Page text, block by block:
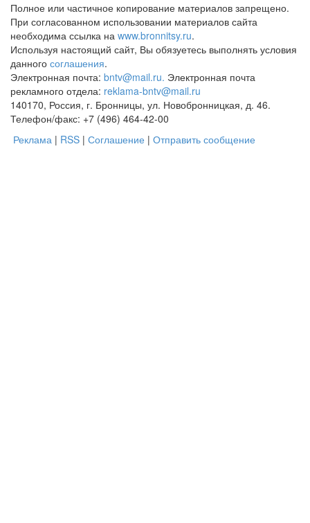
Полное или частичное копирование материалов запрещено.
При согласованном использовании материалов сайта
необходима ссылка на www.bronnitsy.ru.
Используя настоящий сайт, Вы обязуетесь выполнять условия
данного соглашения.
Электронная почта: bntv@mail.ru. Электронная почта
рекламного отдела: reklama-bntv@mail.ru
140170, Россия, г. Бронницы, ул. Новобронницкая, д. 46.
Телефон/факс: +7 (496) 464-42-00
Реклама | RSS | Соглашение | Отправить сообщение